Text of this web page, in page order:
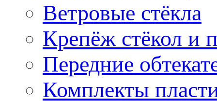
Ветровые стёкла
Крепёж стёкол и
Передние
Комплекты